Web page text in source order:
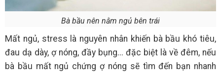
Bà bầu nên nằm ngủ bên trái
Mất ngủ, stress là nguyên nhân khiến bà bầu khó tiêu,
đau dạ dày, ợ nóng, đầy bụng... đặc biệt là về đêm, nếu
bà bầu mất ngủ chứng ợ nóng sẽ tìm đến bạn nhanh